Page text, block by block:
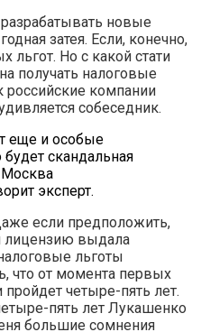
новые
затея. Если, конечно,
льгот. Но с какой стати
получать налоговые
российские компании
собеседник.
еще и особые
скандальная
Москва
эксперт.
если предположить,
лицензию выдала
льготы
что от момента первых
четыре-пять лет.
пять лет Лукашенко
большие сомнения